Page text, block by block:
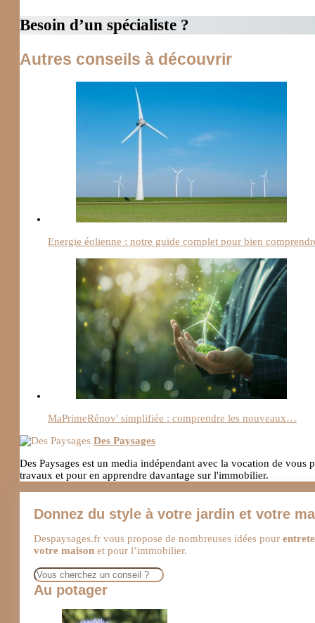
Besoin d’un spécialiste ?
Autres conseils à découvrir
Energie éolienne : notre guide complet pour bien
MaPrimeRénov' simplifiée : comprendre les nouveaux…
Des Paysages
Des Paysages est un media indépendant avec la vocation de
travaux et pour en apprendre davantage sur l'immobilier.
Donnez du style à votre jardin et votre
Despaysages.fr vous propose de nombreuses idées pour
votre maison et pour l’immobilier.
Rechercher
Au potager